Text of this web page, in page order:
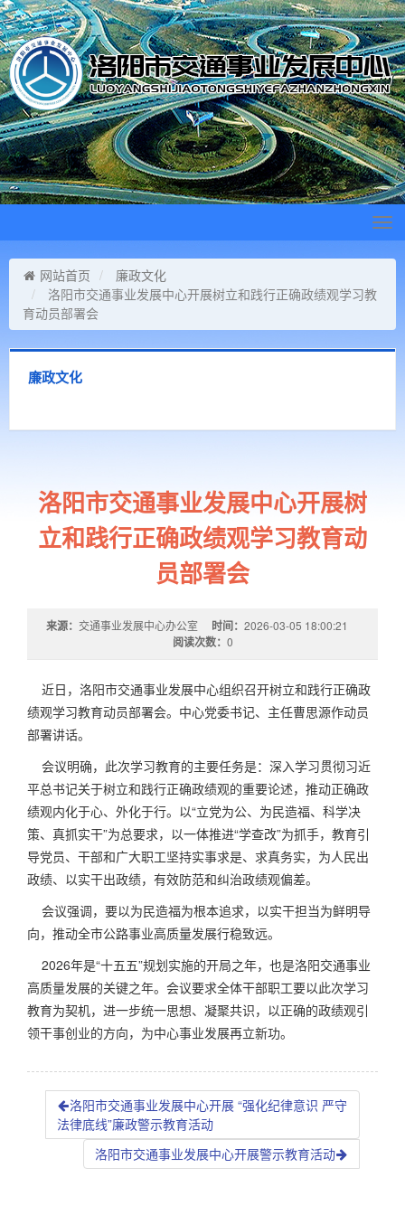
网站首页
廉政文化
洛阳市交通事业发展中心开展树立和践行正确政绩观学习教
育动员部署会
廉政文化
洛阳市交通事业发展中心开展树
立和践行正确政绩观学习教育动
员部署会
来源： 交通事业发展中心办公室 时间： 2026-03-05 18:00:21
阅读次数： 0
近日，洛阳市交通事业发展中心组织召开树立和践行正确政
绩观学习教育动员部署会。 中心党委书记、主任曹思源作动员
部署讲话。
会议明确，此次学习教育的主要任务是：深入学习贯彻习近
平总书记关于树立和践行正确政绩观的重要论述，推动正确政
绩观内化于心、外化于行。以“立党为公、为民造福、科学决
策、真抓实干”为总要求，以一体推进“学查改”为抓手，教育引
导党员、干部和广大职工坚持实事求是、求真务实，为人民出
政绩、以实干出政绩，有效防范和纠治政绩观偏差。
会议强调，要以为民造福为根本追求，以实干担当为鲜明导
向，推动全市公路事业高质量发展行稳致远。
2026年是“十五五”规划实施的开局之年，也是洛阳交通事业
高质量发展的关键之年。会议要求全体干部职工要以此次学习
教育为契机，进一步统一思想、凝聚共识，以正确的政绩观引
领干事创业的方向，为中心事业发展再立新功。
洛阳市交通事业发展中心开展 “强化纪律意识 严守
法律底线”廉政警示教育活动
洛阳市交通事业发展中心开展警示教育活动